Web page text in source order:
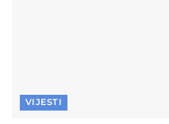
VIJESTI